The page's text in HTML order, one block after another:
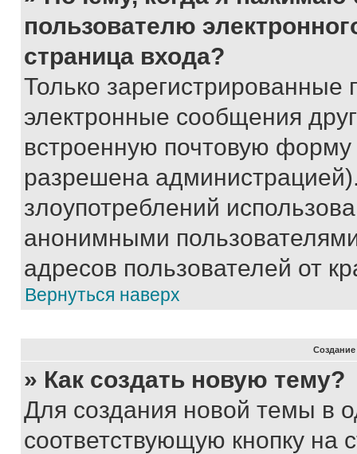
пользователю
страница входа?
Только зарегистрированные
электронные сообщения
встроенную почтовую
разрешена
злоупотреблений
анонимными
адресов пользователей от
Вернуться наверх
» Как создать новую тему?
Для создания новой темы в
соответствующую кнопку